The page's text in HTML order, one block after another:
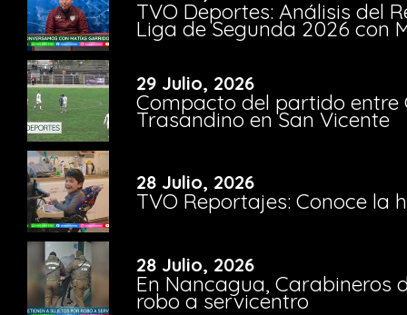
TVO Deportes: Análisis del
Liga de Segunda 2026 con
29 Julio, 2026
Compacto del partido entre
Trasandino en San Vicente
28 Julio, 2026
TVO Reportajes: Conoce la
28 Julio, 2026
En Nancagua, Carabineros
robo a servicentro